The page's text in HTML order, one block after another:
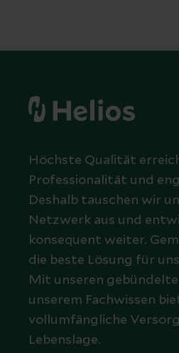
Höchste Qualität
Professionalität und
Deshalb tauschen wir
Netzwerk aus und
konsequent weiter.
die beste Lösung für
Mit unseren
unserem Fachwissen
vollumfängliche
Lebenslage.